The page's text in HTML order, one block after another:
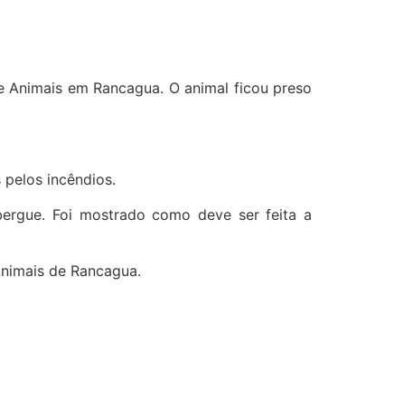
em Rancagua. O animal ficou preso
incêndios.
Foi mostrado como deve ser feita a
de Rancagua.